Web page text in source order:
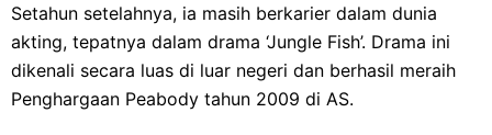
Setahun setelahnya, ia masih berkarier dalam dunia
akting, tepatnya dalam drama ‘Jungle Fish’. Drama ini
dikenali secara luas di luar negeri dan berhasil meraih
Penghargaan Peabody tahun 2009 di AS.